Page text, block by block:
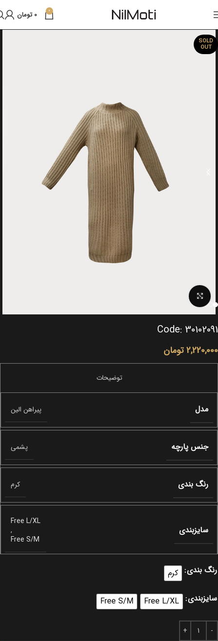
0
0 تومان
SOLD
OUT
Click to enlarge
Code: 30102091
2,220,000 تومان
مدل پیراهن الین
جنس پارچه پشمی
رنگ بندی کرم
سایزبندی
Free L/XL
,
Free S/M
رنگ بندی کرم
سایزبندی Free L/XL
Free S/M